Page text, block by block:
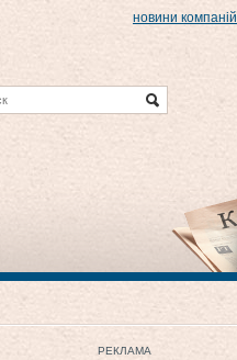
новини компаній
РЕКЛАМА